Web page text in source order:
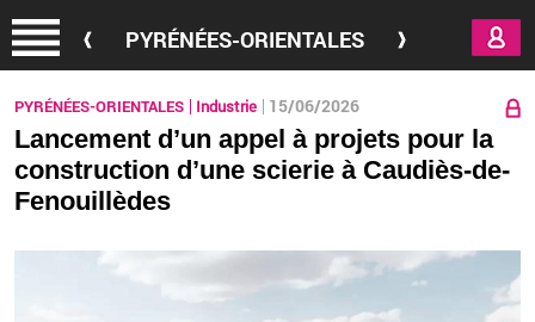
PYRÉNÉES-ORIENTALES
PYRÉNÉES-ORIENTALES Industrie 15/06/2026
Lancement d’un appel à projets pour la
construction d’une scierie à Caudiès-de-
Fenouillèdes